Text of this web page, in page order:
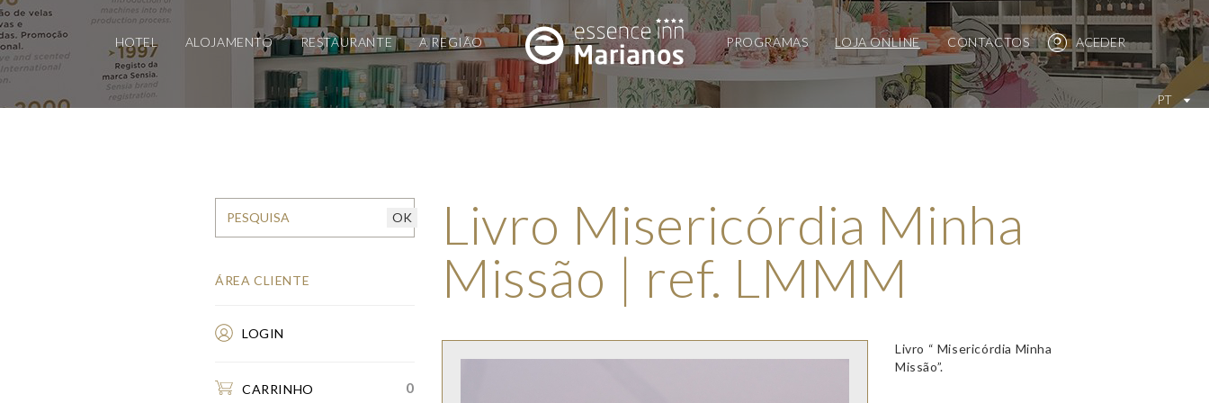
PT
HOTEL ALOJAMENTO RESTAURANTE A REGIÃO PROGRAMAS LOJA ONLINE CONTACTOS ACEDER
ÁREA CLIENTE
LOGIN
CARRINHO 0
Livro Misericórdia Minha
Missão | ref. LMMM
Livro “ Misericórdia Minha
Missão”.